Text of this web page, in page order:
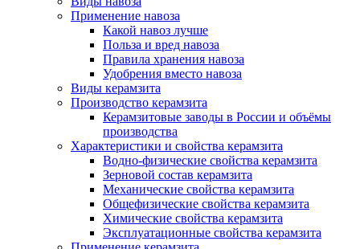
Применение навоза
Какой навоз лучше
Польза и вред навоза
Правила хранения навоза
Удобрения вместо навоза
Виды керамзита
Производство керамзита
Керамзитовые заводы в России и объёмы
производства
Характеристики и свойства керамзита
Водно-физические свойства керамзита
Зерновой состав керамзита
Механические свойства керамзита
Общефизические свойства керамзита
Химические свойства керамзита
Эксплуатационные свойства керамзита